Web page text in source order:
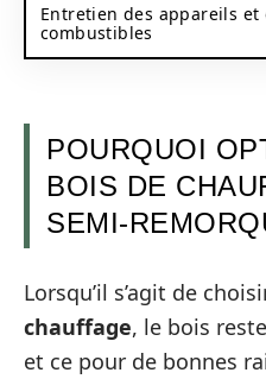
Entretien des appareils
combustibles
POURQUOI
BOIS DE
SEMI-
Lorsqu’il s’agit de
chauffage, le bois
et ce pour de bonnes